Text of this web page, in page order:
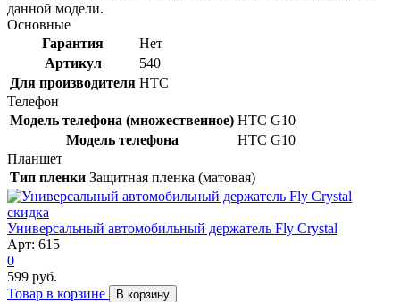
данной модели.
Основные
Гарантия
Нет
Артикул
540
Для производителя HTC
Телефон
Модель телефона (множественное) HTC G10
Модель телефона
HTC G10
Планшет
Тип пленки Защитная пленка (матовая)
скидка
Универсальный автомобильный держатель Fly Crystal
Арт: 615
0
599 руб.
Товар в корзине
В корзину